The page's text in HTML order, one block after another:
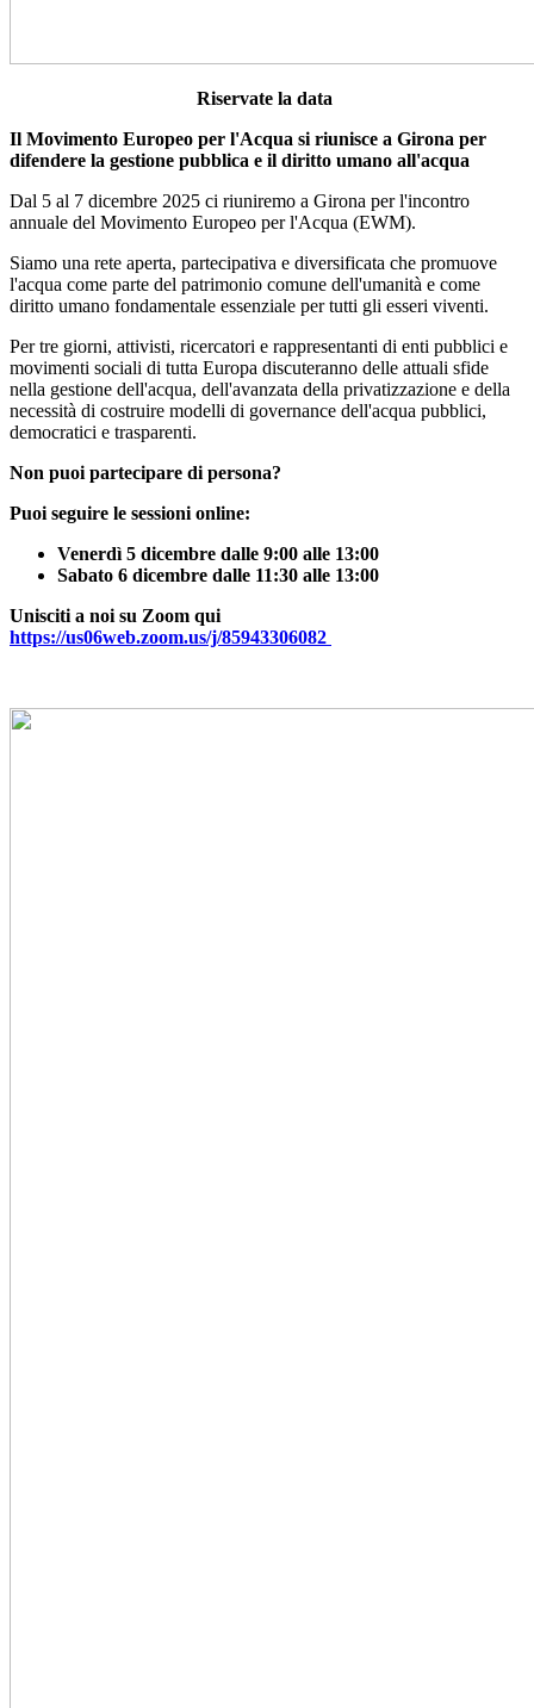
Riservate la data
Il Movimento Europeo per l'Acqua si riunisce a Girona per
difendere la gestione pubblica e il diritto umano all'acqua
Dal 5 al 7 dicembre 2025 ci riuniremo a Girona per l'incontro
annuale del Movimento Europeo per l'Acqua (EWM).
Siamo una rete aperta, partecipativa e diversificata che promuove
l'acqua come parte del patrimonio comune dell'umanità e come
diritto umano fondamentale essenziale per tutti gli esseri viventi.
Per tre giorni, attivisti, ricercatori e rappresentanti di enti pubblici e
movimenti sociali di tutta Europa discuteranno delle attuali sfide
nella gestione dell'acqua, dell'avanzata della privatizzazione e della
necessità di costruire modelli di governance dell'acqua pubblici,
democratici e trasparenti.
Non puoi partecipare di persona?
Puoi seguire le sessioni online:
Venerdì 5 dicembre dalle 9:00 alle 13:00
Sabato 6 dicembre dalle 11:30 alle 13:00
Unisciti a noi su Zoom qui
https://us06web.zoom.us/j/85943306082